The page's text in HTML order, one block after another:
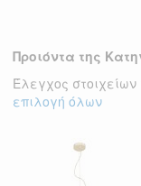
ΕΠΙΘΥΜΙΏΝ
Προιόντα της
Έλεγχος
επιλογή όλων